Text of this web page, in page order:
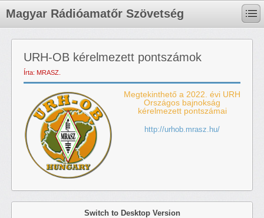
Magyar Rádióamatőr Szövetség
URH-OB kérelmezett pontszámok
Írta: MRASZ.
Megtekinthető a 2022. évi URH
Országos bajnokság
kérelmezett pontszámai
http://urhob.mrasz.hu/
Switch to Desktop Version